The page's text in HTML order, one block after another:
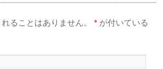
ることはありません。 * が付いている